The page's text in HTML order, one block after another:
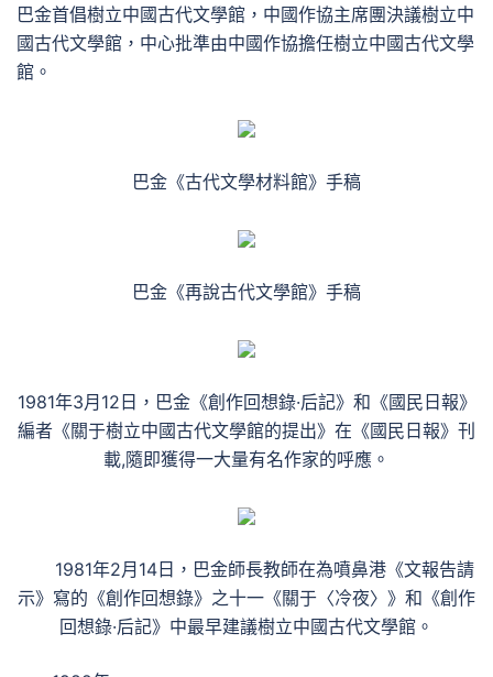
巴金首倡樹立中國古代文學館，中國作協主席團決議樹立中
國古代文學館，中心批準由中國作協擔任樹立中國古代文學
館。
巴金《古代文學材料館》手稿
巴金《再說古代文學館》手稿
1981年3月12日，巴金《創作回想錄·后記》和《國民日報》
編者《關于樹立中國古代文學館的提出》在《國民日報》刊
載,隨即獲得一大量有名作家的呼應。
1981年2月14日，巴金師長教師在為噴鼻港《文報告請
示》寫的《創作回想錄》之十一《關于〈冷夜〉》和《創作
回想錄·后記》中最早建議樹立中國古代文學館。